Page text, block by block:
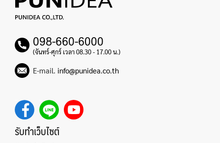
098-660-6000
(จันทร์-ศุกร์ เวลา 08.30 - 17.00 น.)
E-mail. info@punidea.co.th
รับทำเว็บไซต์